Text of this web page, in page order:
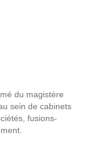
du magistère
sein de cabinets
fusions-